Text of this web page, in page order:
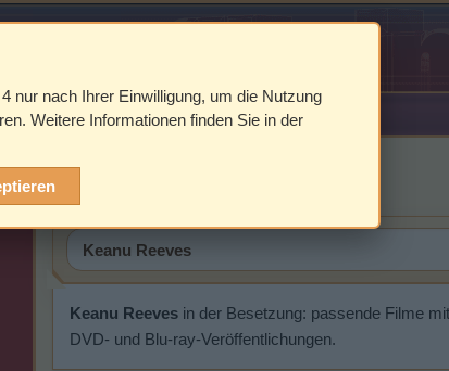
Keanu Reeves
Keanu Reeves in der Besetzung: passende Filme
DVD- und Blu-ray-Veröffentlichungen.
nur nach Ihrer Einwilligung, um die Nutzung
Weitere Informationen finden Sie in der